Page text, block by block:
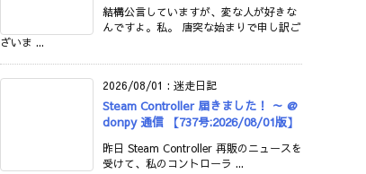
結構公言していますが、変な人が好きな
んですよ。私。 唐突な始まりで申し訳ご
ざいま ...
2026/08/01 : 迷走日記
Steam Controller 届きました！ ～ @
donpy 通信 【737号:2026/08/01版】
昨日 Steam Controller 再販のニュースを
受けて、私のコントローラ ...